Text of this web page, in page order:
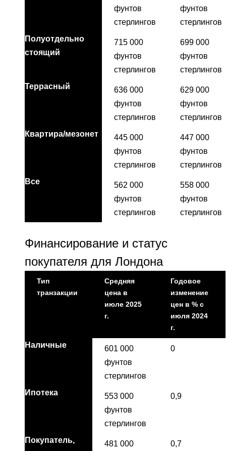
фунтов
стерлингов
фунтов
стерлингов
Полуотдельно
стоящий
715 000
фунтов
стерлингов
699 000
фунтов
стерлингов
Террасный
636 000
фунтов
стерлингов
629 000
фунтов
стерлингов
Квартира/мезонет
445 000
фунтов
стерлингов
447 000
фунтов
стерлингов
Все
562 000
фунтов
стерлингов
558 000
фунтов
стерлингов
Финансирование и статус
покупателя для Лондона
Тип
транзакции
Средняя
цена в
июле 2025
г.
Годовое
изменение
цен в % с
июля 2024
г.
Наличные
601 000
фунтов
стерлингов
0
Ипотека
553 000
фунтов
стерлингов
0,9
Покупатель,
481 000 0,7